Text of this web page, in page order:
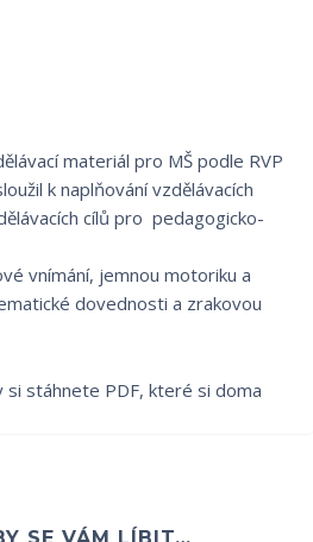
materiál pro MŠ podle RVP
k naplňování vzdělávacích
cílů pro pedagogicko-
vnímání, jemnou motoriku a
dovednosti a zrakovou
si stáhnete PDF, které si doma